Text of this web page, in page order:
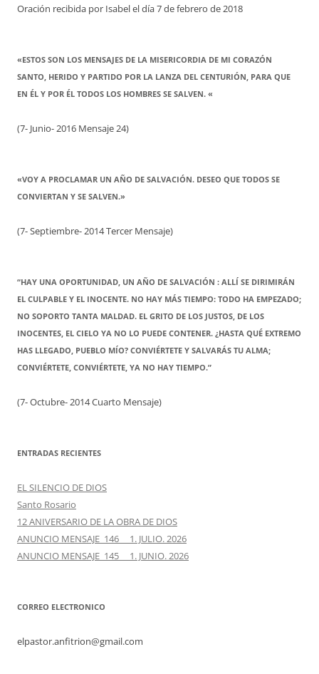
Oración recibida por Isabel el día 7 de febrero de 2018
«ESTOS SON LOS MENSAJES DE LA MISERICORDIA DE MI CORAZÓN
SANTO, HERIDO Y PARTIDO POR LA LANZA DEL CENTURIÓN, PARA QUE
EN ÉL Y POR ÉL TODOS LOS HOMBRES SE SALVEN. «
(7- Junio- 2016 Mensaje 24)
«VOY A PROCLAMAR UN AÑO DE SALVACIÓN. DESEO QUE TODOS SE
CONVIERTAN Y SE SALVEN.»
(7- Septiembre- 2014 Tercer Mensaje)
“HAY UNA OPORTUNIDAD, UN AÑO DE SALVACIÓN : ALLÍ SE DIRIMIRÁN
EL CULPABLE Y EL INOCENTE. NO HAY MÁS TIEMPO: TODO HA EMPEZADO;
NO SOPORTO TANTA MALDAD. EL GRITO DE LOS JUSTOS, DE LOS
INOCENTES, EL CIELO YA NO LO PUEDE CONTENER. ¿HASTA QUÉ EXTREMO
HAS LLEGADO, PUEBLO MÍO? CONVIÉRTETE Y SALVARÁS TU ALMA;
CONVIÉRTETE, CONVIÉRTETE, YA NO HAY TIEMPO.”
(7- Octubre- 2014 Cuarto Mensaje)
ENTRADAS RECIENTES
EL SILENCIO DE DIOS
Santo Rosario
12 ANIVERSARIO DE LA OBRA DE DIOS
ANUNCIO MENSAJE 146 1. JULIO. 2026
ANUNCIO MENSAJE 145 1. JUNIO. 2026
CORREO ELECTRONICO
elpastor.anfitrion@gmail.com